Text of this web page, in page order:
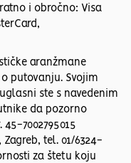
i obročno: Visa
aranžmane
putovanju. Svojim
ste s navedenim
da pozorno
7002795015
tel. 01/6324-
za štetu koju